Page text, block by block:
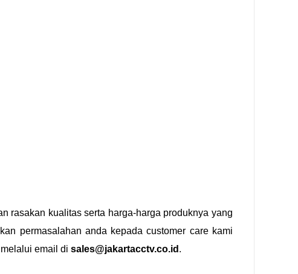
rasakan kualitas serta harga-harga produknya yang
permasalahan anda kepada customer care kami
email di sales@jakartacctv.co.id .